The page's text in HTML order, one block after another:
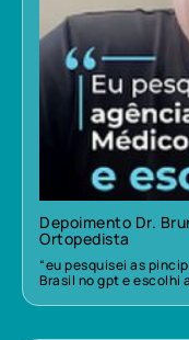
Depoimento Dr.
Ortopedista
“eu pesquisei as
Brasil no gpt e escolhi